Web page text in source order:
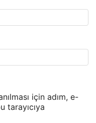
için adım, e-
tarayıcıya